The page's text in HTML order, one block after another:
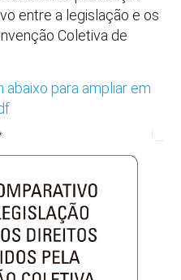
entre a legislação e os
Coletiva de
abaixo para ampliar em